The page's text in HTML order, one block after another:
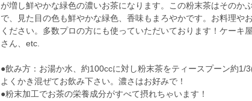
が増し鮮やかな緑色の濃いお茶になります。この粉末茶はそのか
で、見た目の色も鮮やかな緑色、香味もまろやかです。お料理や
ください。多数プロの方にも使っていただいております！ケーキ
さん、etc.
●飲み方：お湯か水、約100ccに対し粉末茶をティースプーン約1/
よくかき混ぜてお飲み下さい。濃さはお好みで！
●粉末加工でお茶の栄養成分がすべて摂れちゃいます！